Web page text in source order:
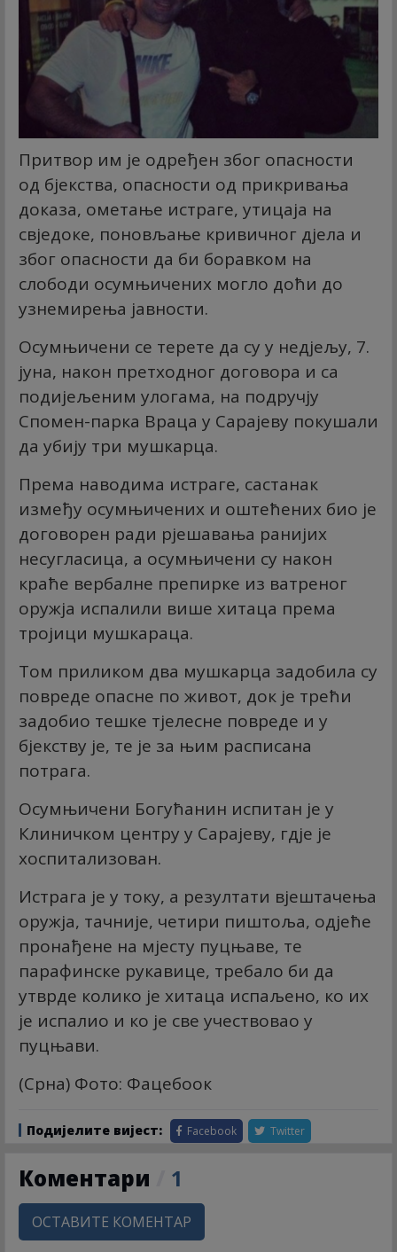
Притвор им је одређен због опасности
од бјекства, опасности од прикривања
доказа, ометање истраге, утицаја на
свједоке, поновљање кривичног дјела и
због опасности да би боравком на
слободи осумњичених могло доћи до
узнемирења јавности.
Осумњичени се терете да су у недјељу, 7.
јуна, након претходног договора и са
подијељеним улогама, на подручју
Спомен-парка Враца у Сарајеву покушали
да убију три мушкарца.
Према наводима истраге, састанак
између осумњичених и оштећених био је
договорен ради рјешавања ранијих
несугласица, а осумњичени су након
краће вербалне препирке из ватреног
оружја испалили више хитаца према
тројици мушкараца.
Том приликом два мушкарца задобила су
повреде опасне по живот, док је трећи
задобио тешке тјелесне повреде и у
бјекству је, те је за њим расписана
потрага.
Осумњичени Богућанин испитан је у
Клиничком центру у Сарајеву, гдје је
хоспитализован.
Истрага је у току, а резултати вјештачења
оружја, тачније, четири пиштоља, одјеће
пронађене на мјесту пуцњаве, те
парафинске рукавице, требало би да
утврде колико је хитаца испаљено, ко их
је испалио и ко је све учествовао у
пуцњави.
(Срна) Фото: Фацебоок
Подијелите вијест: Facebook Twitter
Коментари 1
ОСТАВИТЕ КОМЕНТАР